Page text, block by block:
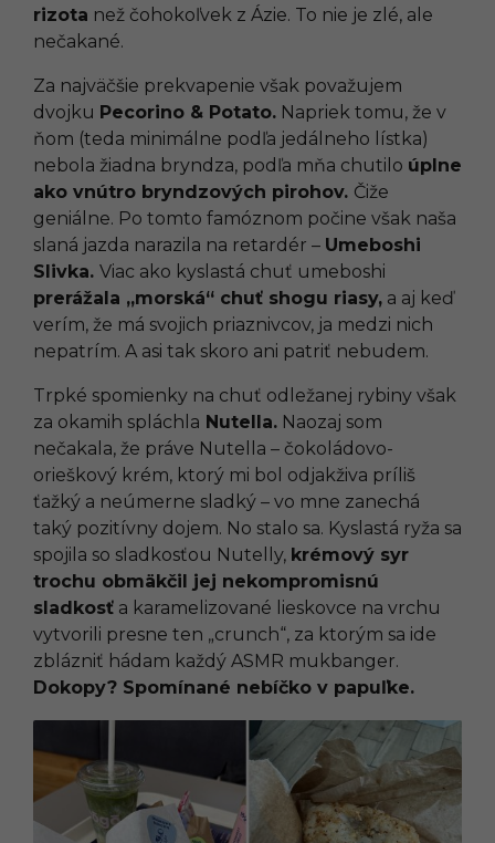
rizota než čohokoľvek z Ázie. To nie je zlé, ale
nečakané.
Za najväčšie prekvapenie však považujem
dvojku Pecorino & Potato. Napriek tomu, že v
ňom (teda minimálne podľa jedálneho lístka)
nebola žiadna bryndza, podľa mňa chutilo úplne
ako vnútro bryndzových pirohov. Čiže
geniálne. Po tomto famóznom počine však naša
slaná jazda narazila na retardér – Umeboshi
Slivka. Viac ako kyslastá chuť umeboshi
prerážala „morská“ chuť shogu riasy, a aj keď
verím, že má svojich priaznivcov, ja medzi nich
nepatrím. A asi tak skoro ani patriť nebudem.
Trpké spomienky na chuť odležanej rybiny však
za okamih spláchla Nutella. Naozaj som
nečakala, že práve Nutella – čokoládovo-
orieškový krém, ktorý mi bol odjakživa príliš
ťažký a neúmerne sladký – vo mne zanechá
taký pozitívny dojem. No stalo sa. Kyslastá ryža sa
spojila so sladkosťou Nutelly, krémový syr
trochu obmäkčil jej nekompromisnú
sladkosť a karamelizované lieskovce na vrchu
vytvorili presne ten „crunch“, za ktorým sa ide
zblázniť hádam každý ASMR mukbanger.
Dokopy? Spomínané nebíčko v papuľke.